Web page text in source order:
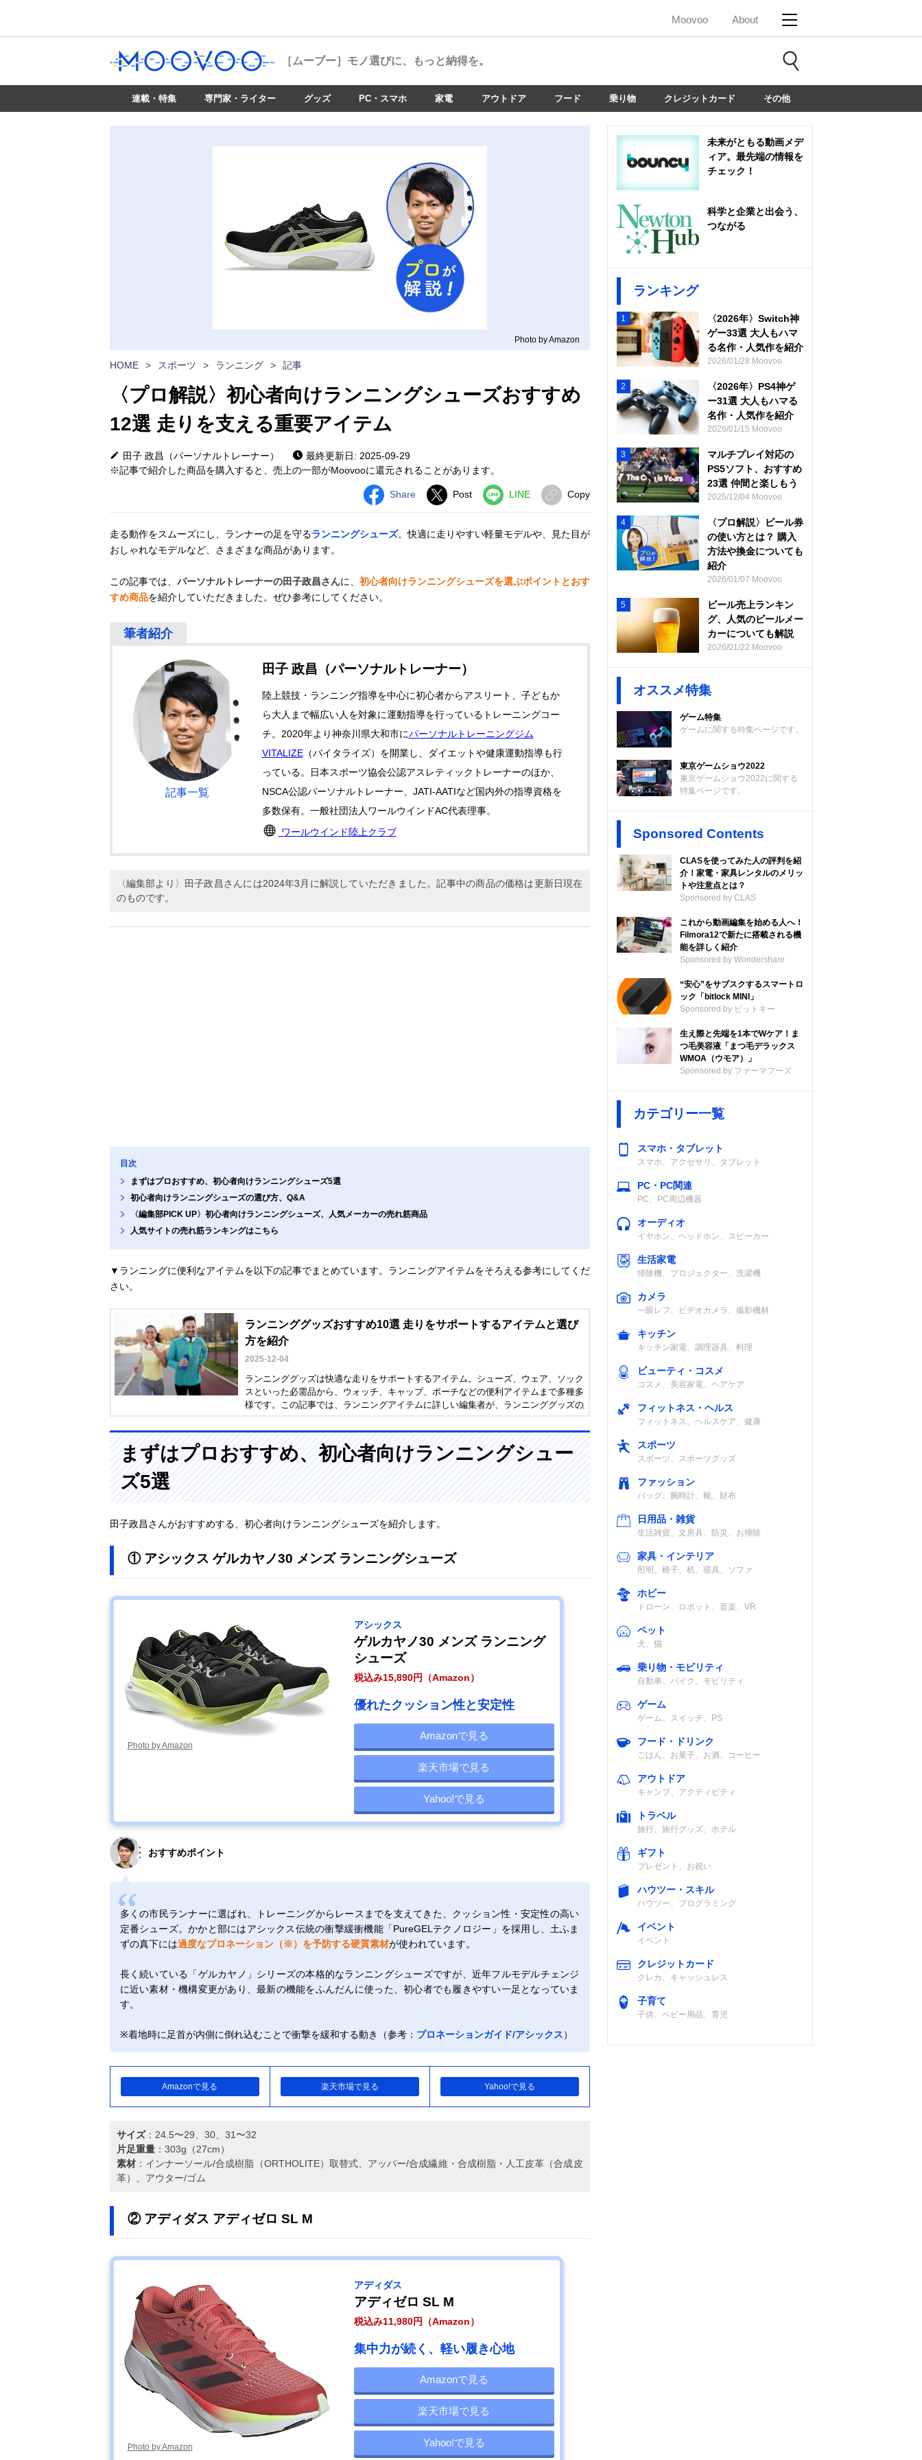
Moovoo About
［ムーブー］ モノ選びに、もっと納得を。
連載・特集 専門家・ライター グッズ PC・スマホ 家電 アウトドア フード 乗り物 クレジットカード その他
Photo by Amazon
HOME > スポーツ > ランニング > 記事
〈プロ解説〉初心者向けランニングシューズおすすめ
12選 走りを支える重要アイテム
田子 政昌（パーソナルトレーナー）
最終更新日: 2025-09-29
※記事で紹介した商品を購入すると、売上の一部がMoovooに還元されることがあります。
Share Post LINE Copy
走る動作をスムーズにし、ランナーの足を守るランニングシューズ。快適に走りやすい軽量モデルや、見た目が
おしゃれなモデルなど、さまざまな商品があります。
この記事では、 パーソナルトレーナーの田子政昌さんに、 初心者向けランニングシューズを選ぶポイントとおす
すめ商品を紹介していただきました。ぜひ参考にしてください。
記事一覧
田子 政昌（パーソナルトレーナー）
陸上競技・ランニング指導を中心に初心者からアスリート、子どもか
ら大人まで幅広い人を対象に運動指導を行っているトレーニングコー
チ。2020年より神奈川県大和市にパーソナルトレーニングジム
VITALIZE（バイタライズ）を開業し、ダイエットや健康運動指導も行
っている。日本スポーツ協会公認アスレティックトレーナーのほか、
NSCA公認パーソナルトレーナー、JATI‐AATIなど国内外の指導資格を
多数保有。一般社団法人ワールウインドAC代表理事。
ワールウインド陸上クラブ
〈編集部より〉田子政昌さんには2024年3月に解説していただきました。記事中の商品の価格は更新日現在
のものです。
目次
まずはプロおすすめ、初心者向けランニングシューズ5選
初心者向けランニングシューズの選び方、Q&A
〈編集部PICK UP〉初心者向けランニングシューズ、人気メーカーの売れ筋商品
人気サイトの売れ筋ランキングはこちら
▼ランニングに便利なアイテムを以下の記事でまとめています。ランニングアイテムをそろえる参考にしてくだ
さい。
ランニンググッズおすすめ10選 走りをサポートするアイテムと選び
方を紹介
2025-12-04
ランニンググッズは快適な走りをサポートするアイテム。シューズ、ウェア、ソック
スといった必需品から、ウォッチ、キャップ、ポーチなどの便利アイテムまで多種多
様です。この記事では、ランニングアイテムに詳しい編集者が、ランニンググッズの
まずはプロおすすめ、初心者向けランニングシュー
ズ5選
田子政昌さんがおすすめする、初心者向けランニングシューズを紹介します。
① アシックス ゲルカヤノ30 メンズ ランニングシューズ
Photo by Amazon
アシックス
ゲルカヤノ30 メンズ ランニング
シューズ
税込み15,890円（Amazon）
優れたクッション性と安定性
Amazonで見る
楽天市場で見る
Yahoo!で見る
おすすめポイント
多くの市民ランナーに選ばれ、トレーニングからレースまでを支えてきた、クッション性・安定性の高い
定番シューズ。かかと部にはアシックス伝統の衝撃緩衝機能「PureGELテクノロジー」を採用し、土ふま
ずの真下には過度なプロネーション（※）を予防する硬質素材が使われています。
長く続いている「ゲルカヤノ」シリーズの本格的なランニングシューズですが、近年フルモデルチェンジ
に近い素材・機構変更があり、最新の機能をふんだんに使った、初心者でも履きやすい一足となっていま
す。
※着地時に足首が内側に倒れ込むことで衝撃を緩和する動き（参考： プロネーションガイド/アシックス）
Amazonで見る 楽天市場で見る Yahoo!で見る
サイズ：24.5〜29、30、31〜32
片足重量：303g（27cm）
素材：インナーソール/合成樹脂（ORTHOLITE）取替式、アッパー/合成繊維・合成樹脂・人工皮革（合成皮
革）、アウター/ゴム
② アディダス アディゼロ SL M
Photo by Amazon
アディダス
アディゼロ SL M
税込み11,980円（Amazon）
集中力が続く、軽い履き心地
Amazonで見る
楽天市場で見る
Yahoo!で見る
未来がともる動画メデ
ィア。最先端の情報を
チェック！
科学と企業と出会う、
つながる
ランキング
1
〈2026年〉Switch神
ゲー33選 大人もハマ
る名作・人気作を紹介
2026/01/28 Moovoo
2
〈2026年〉PS4神ゲ
ー31選 大人もハマる
名作・人気作を紹介
2026/01/15 Moovoo
3
マルチプレイ対応の
PS5ソフト、おすすめ
23選 仲間と楽しもう
2025/12/04 Moovoo
4
〈プロ解説〉ビール券
の使い方とは？ 購入
方法や換金についても
紹介
2026/01/07 Moovoo
5
ビール売上ランキン
グ、人気のビールメー
カーについても解説
2026/01/22 Moovoo
オススメ特集
ゲーム特集
ゲームに関する特集ページです。
東京ゲームショウ2022
東京ゲームショウ2022に関する
特集ページです。
Sponsored Contents
CLASを使ってみた人の評判を紹
介！家電・家具レンタルのメリッ
トや注意点とは？
Sponsored by CLAS
これから動画編集を始める人へ！
Filmora12で新たに搭載される機
能を詳しく紹介
Sponsored by Wondershare
“安心”をサブスクするスマートロ
ック「bitlock MINI」
Sponsored by ビットキー
生え際と先端を1本でWケア！ま
つ毛美容液「まつ毛デラックス
WMOA（ウモア）」
Sponsored by ファーマフーズ
カテゴリー一覧
スマホ・タブレット
スマホ、アクセサリ、タブレット
PC・PC関連
PC、PC周辺機器
オーディオ
イヤホン、ヘッドホン、スピーカー
生活家電
掃除機、プロジェクター、洗濯機
カメラ
一眼レフ、ビデオカメラ、撮影機材
キッチン
キッチン家電、調理器具、料理
ビューティ・コスメ
コスメ、美容家電、ヘアケア
フィットネス・ヘルス
フィットネス、ヘルスケア、健康
スポーツ
スポーツ、スポーツグッズ
ファッション
バッグ、腕時計、靴、財布
日用品・雑貨
生活雑貨、文房具、防災、お掃除
家具・インテリア
照明、椅子、机、寝具、ソファ
ホビー
ドローン、ロボット、音楽、VR
ペット
犬、猫
乗り物・モビリティ
自動車、バイク、モビリティ
ゲーム
ゲーム、スイッチ、PS
フード・ドリンク
ごはん、お菓子、お酒、コーヒー
アウトドア
キャンプ、アクティビティ
トラベル
旅行、旅行グッズ、ホテル
ギフト
プレゼント、お祝い
ハウツー・スキル
ハウツー、プログラミング
イベント
イベント
クレジットカード
クレカ、キャッシュレス
子育て
子供、ベビー用品、育児